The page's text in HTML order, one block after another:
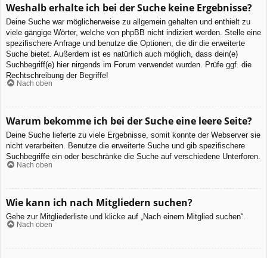
Weshalb erhalte ich bei der Suche keine Ergebnisse?
Deine Suche war möglicherweise zu allgemein gehalten und enthielt zu
viele gängige Wörter, welche von phpBB nicht indiziert werden. Stelle eine
spezifischere Anfrage und benutze die Optionen, die dir die erweiterte
Suche bietet. Außerdem ist es natürlich auch möglich, dass dein(e)
Suchbegriff(e) hier nirgends im Forum verwendet wurden. Prüfe ggf. die
Rechtschreibung der Begriffe!
Nach oben
Warum bekomme ich bei der Suche eine leere Seite?
Deine Suche lieferte zu viele Ergebnisse, somit konnte der Webserver sie
nicht verarbeiten. Benutze die erweiterte Suche und gib spezifischere
Suchbegriffe ein oder beschränke die Suche auf verschiedene Unterforen.
Nach oben
Wie kann ich nach Mitgliedern suchen?
Gehe zur Mitgliederliste und klicke auf „Nach einem Mitglied suchen“.
Nach oben